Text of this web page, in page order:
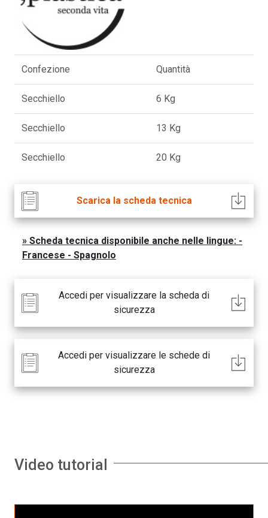
Confezione Quantità
Secchiello 6 Kg
Secchiello 13 Kg
Secchiello 20 Kg
Scarica la scheda tecnica
Scheda tecnica disponibile anche nelle lingue: -
Francese - Spagnolo
Accedi per visualizzare la scheda di
sicurezza
Accedi per visualizzare le schede di
sicurezza
Video tutorial